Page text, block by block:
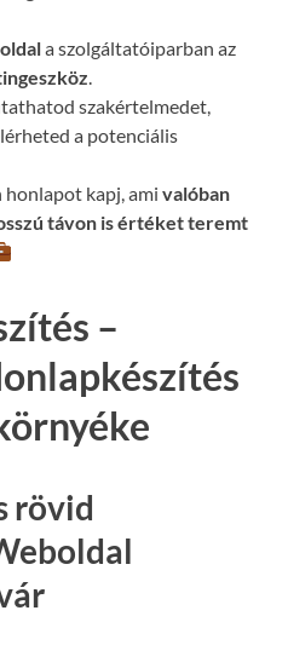
a szolgáltatóiparban az
.
szakértelmedet,
a potenciális
honlapot kapj, ami valóban
távon is értéket teremt
–
rövid